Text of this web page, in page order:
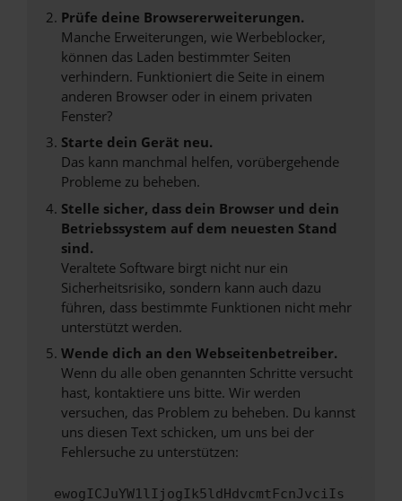
Prüfe deine Browsererweiterungen.
Manche Erweiterungen, wie Werbeblocker,
können das Laden bestimmter Seiten
verhindern. Funktioniert die Seite in einem
anderen Browser oder in einem privaten
Fenster?
Starte dein Gerät neu.
Das kann manchmal helfen, vorübergehende
Probleme zu beheben.
Stelle sicher, dass dein Browser und dein
Betriebssystem auf dem neuesten Stand
sind.
Veraltete Software birgt nicht nur ein
Sicherheitsrisiko, sondern kann auch dazu
führen, dass bestimmte Funktionen nicht mehr
unterstützt werden.
Wende dich an den Webseitenbetreiber.
Wenn du alle oben genannten Schritte versucht
hast, kontaktiere uns bitte. Wir werden
versuchen, das Problem zu beheben. Du kannst
uns diesen Text schicken, um uns bei der
Fehlersuche zu unterstützen:
ewogICJuYW1lIjogIk5ldHdvcmtFcnJvciIs